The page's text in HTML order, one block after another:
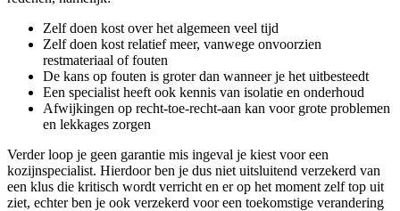
Zelf doen kost over het algemeen veel tijd
Zelf doen kost relatief meer, vanwege onvoorzien
restmateriaal of fouten
De kans op fouten is groter dan wanneer je het uitbesteedt
Een specialist heeft ook kennis van isolatie en onderhoud
Afwijkingen op recht-toe-recht-aan kan voor grote problemen
en lekkages zorgen
Verder loop je geen garantie mis ingeval je kiest voor een
kozijnspecialist. Hierdoor ben je dus niet uitsluitend verzekerd van
een klus die kritisch wordt verricht en er op het moment zelf top uit
ziet, echter ben je ook verzekerd voor een toekomstige verandering